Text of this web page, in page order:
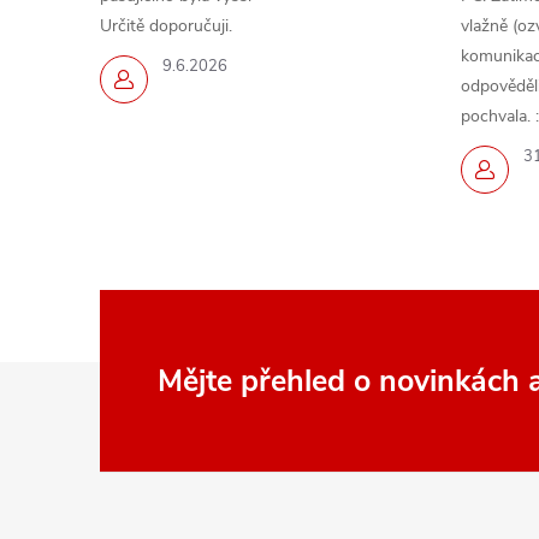
9.6.2026
Určitě doporučuji.
vlažně
pochvala.
Mějte přehled o novinkách